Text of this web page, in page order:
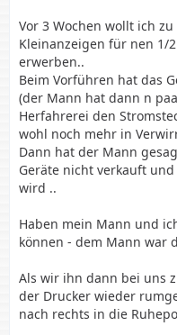
Vor 3 Wochen wollt ich
Kleinanzeigen für nen 1/
erwerben..
Beim Vorführen hat das
(der Mann hat dann n
Herfahrerei den
wohl noch mehr in
Dann hat der Mann
Geräte nicht verkauft
wird ..
Haben mein Mann und
können - dem Mann war
Als wir ihn dann bei uns
der Drucker wieder
nach rechts in die